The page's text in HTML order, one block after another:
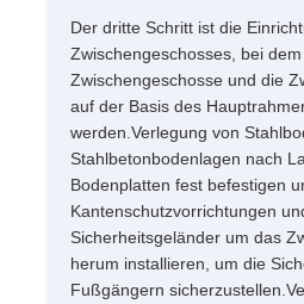
Der dritte Schritt ist die
Zwischengeschosses, bei
Zwischengeschosse und die
auf der Basis des
werden.Verlegung von
Stahlbetonbodenlagen nach
Bodenplatten fest befestigen
Kantenschutzvorrichtungen
Sicherheitsgeländer um das
herum installieren, um die
Fußgängern